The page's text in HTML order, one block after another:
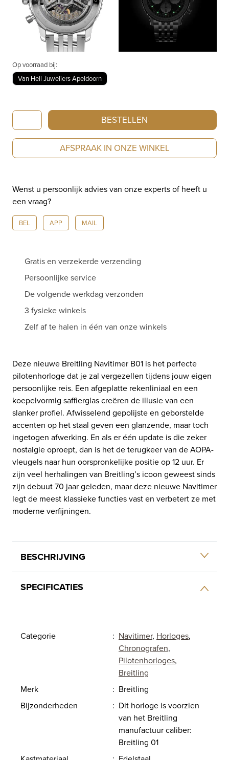
Op voorraad bij:
Van Hell Juweliers Apeldoorn
Breitling
Navitimer
B01
chronograph
aantal
BESTELLEN
AFSPRAAK IN ONZE WINKEL
Wenst u persoonlijk advies van onze experts of heeft u
een vraag?
BEL APP MAIL
Gratis en verzekerde verzending
Persoonlijke service
De volgende werkdag verzonden
3 fysieke winkels
Zelf af te halen in één van onze winkels
Deze nieuwe Breitling Navitimer B01 is het perfecte
pilotenhorloge dat je zal vergezellen tijdens jouw eigen
persoonlijke reis. Een afgeplatte rekenliniaal en een
koepelvormig saffierglas creëren de illusie van een
slanker profiel. Afwisselend gepolijste en geborstelde
accenten op het staal geven een glanzende, maar toch
ingetogen afwerking. En als er één update is die zeker
nostalgie oproept, dan is het de terugkeer van de AOPA-
vleugels naar hun oorspronkelijke positie op 12 uur. Er
zijn veel herhalingen van Breitling’s icoon geweest sinds
zijn debuut 70 jaar geleden, maar deze nieuwe Navitimer
legt de meest klassieke functies vast en verbetert ze met
moderne verfijningen.
BESCHRIJVING
SPECIFICATIES
Categorie : Navitimer, Horloges,
Chronografen,
Pilotenhorloges,
Breitling
Merk
: Breitling
Bijzonderheden
: Dit horloge is voorzien
van het Breitling
manufactuur caliber:
Breitling 01